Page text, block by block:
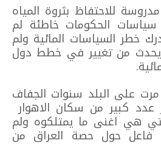
للاحتفاظ بثروة المياه
الحكومات خاطئة لم
خطر السياسات المائية ولم
من تغيير في خطط دول
على البلد سنوات الجفاف
عدد كبير من سكان الاهوار
هي اغنى ما يمتلكوه ولم
فاعل حول حصة العراق من